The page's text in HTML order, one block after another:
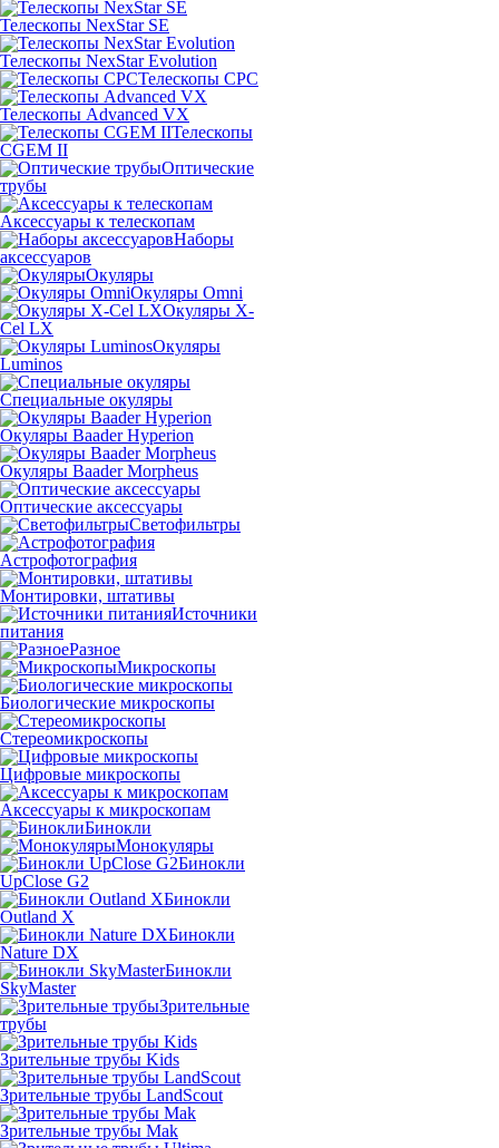
Телескопы NexStar SE
Телескопы NexStar Evolution
Телескопы CPC
Телескопы Advanced VX
Телескопы
CGEM II
Оптические
трубы
Аксессуары к телескопам
Наборы
аксессуаров
Окуляры
Окуляры Omni
Окуляры X-
Сel LX
Окуляры
Luminos
Специальные окуляры
Окуляры Baader Hyperion
Окуляры Baader Morpheus
Оптические аксессуары
Светофильтры
Астрофотография
Монтировки, штативы
Источники
питания
Разное
Микроскопы
Биологические микроскопы
Стереомикроскопы
Цифровые микроскопы
Аксессуары к микроскопам
Бинокли
Монокуляры
Бинокли
UpClose G2
Бинокли
Outland X
Бинокли
Nature DX
Бинокли
SkyMaster
Зрительные
трубы
Зрительные трубы Kids
Зрительные трубы LandScout
Зрительные трубы Mak